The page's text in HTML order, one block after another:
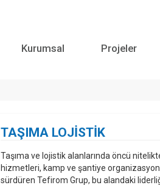
Kurumsal Projeler
TAŞIMA LOJİSTİK
Taşıma ve lojistik alanlarında öncü
hizmetleri, kamp ve şantiye
sürdüren Tefirom Grup, bu alandaki